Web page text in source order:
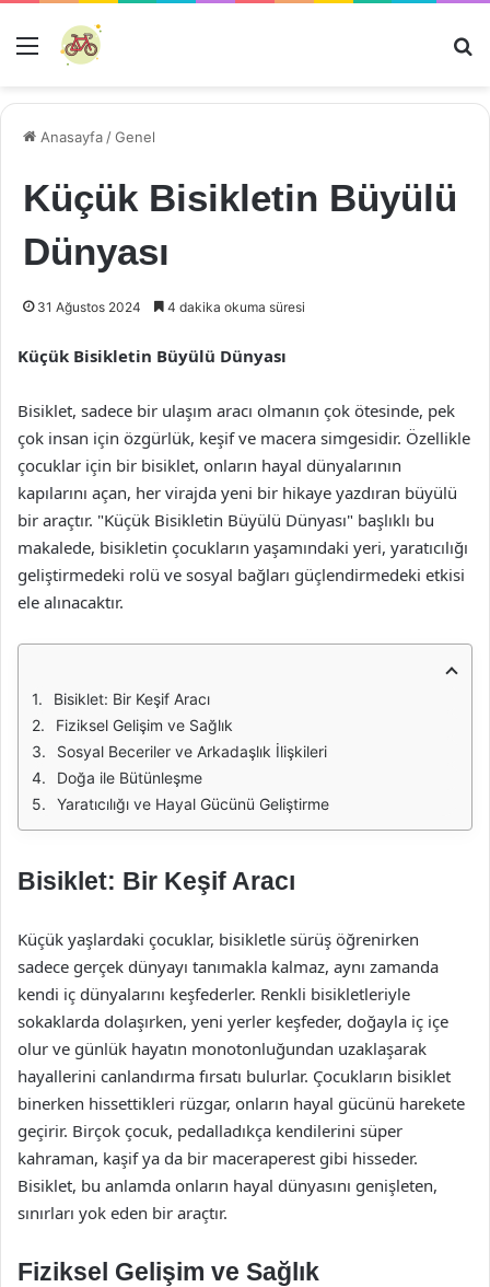
Menü
Anasayfa /Genel
Küçük Bisikletin Büyülü
Dünyası
31 Ağustos 2024 4 dakika okuma süresi
Küçük Bisikletin Büyülü Dünyası
Bisiklet, sadece bir ulaşım aracı olmanın çok ötesinde, pek
çok insan için özgürlük, keşif ve macera simgesidir. Özellikle
çocuklar için bir bisiklet, onların hayal dünyalarının
kapılarını açan, her virajda yeni bir hikaye yazdıran büyülü
bir araçtır. "Küçük Bisikletin Büyülü Dünyası" başlıklı bu
makalede, bisikletin çocukların yaşamındaki yeri, yaratıcılığı
geliştirmedeki rolü ve sosyal bağları güçlendirmedeki etkisi
ele alınacaktır.
Bisiklet: Bir Keşif Aracı
Fiziksel Gelişim ve Sağlık
Sosyal Beceriler ve Arkadaşlık İlişkileri
Doğa ile Bütünleşme
Yaratıcılığı ve Hayal Gücünü Geliştirme
Bisiklet: Bir Keşif Aracı
Küçük yaşlardaki çocuklar, bisikletle sürüş öğrenirken
sadece gerçek dünyayı tanımakla kalmaz, aynı zamanda
kendi iç dünyalarını keşfederler. Renkli bisikletleriyle
sokaklarda dolaşırken, yeni yerler keşfeder, doğayla iç içe
olur ve günlük hayatın monotonluğundan uzaklaşarak
hayallerini canlandırma fırsatı bulurlar. Çocukların bisiklet
binerken hissettikleri rüzgar, onların hayal gücünü harekete
geçirir. Birçok çocuk, pedalladıkça kendilerini süper
kahraman, kaşif ya da bir maceraperest gibi hisseder.
Bisiklet, bu anlamda onların hayal dünyasını genişleten,
sınırları yok eden bir araçtır.
Fiziksel Gelişim ve Sağlık